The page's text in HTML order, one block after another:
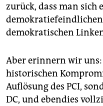
zurück, dass man sich
demokratischen
Aber erinnern wir uns:
historischen
Auflösung des PCI,
DC, und ebendies